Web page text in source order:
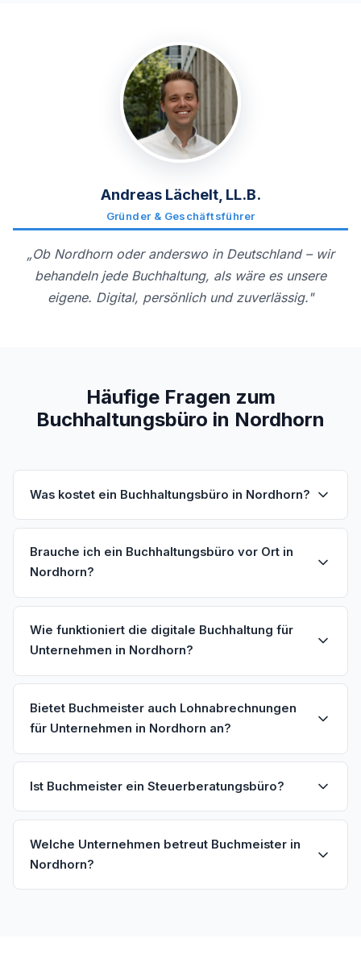
Andreas Lächelt, LL.B.
Gründer & Geschäftsführer
„Ob Nordhorn oder anderswo in Deutschland – wir
behandeln jede Buchhaltung, als wäre es unsere
eigene. Digital, persönlich und zuverlässig."
Häufige Fragen zum
Buchhaltungsbüro in Nordhorn
Was kostet ein Buchhaltungsbüro in Nordhorn?
Brauche ich ein Buchhaltungsbüro vor Ort in
Nordhorn?
Wie funktioniert die digitale Buchhaltung für
Unternehmen in Nordhorn?
Bietet Buchmeister auch Lohnabrechnungen
für Unternehmen in Nordhorn an?
Ist Buchmeister ein Steuerberatungsbüro?
Welche Unternehmen betreut Buchmeister in
Nordhorn?